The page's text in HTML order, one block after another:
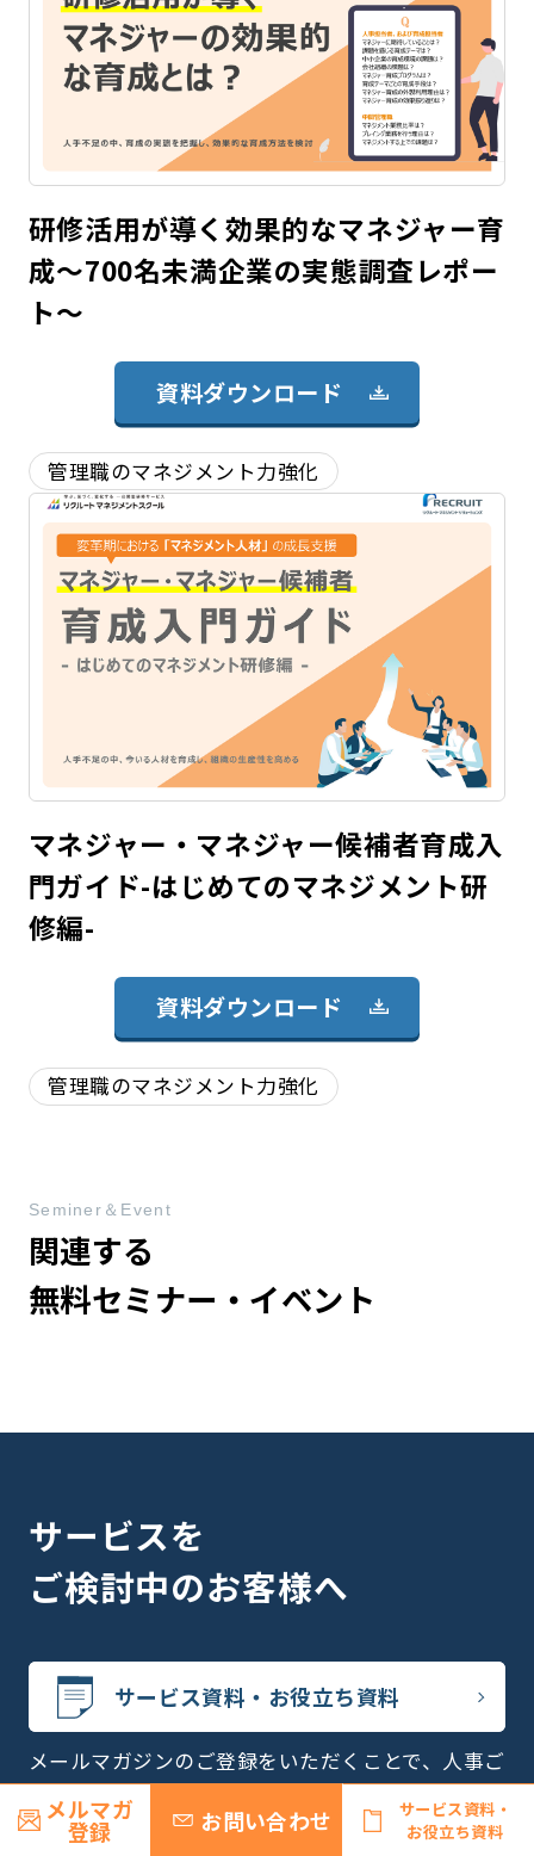
研修活用が導く効果的なマネジャー育
成～700名未満企業の実態調査レポー
ト～
資料ダウンロード
管理職のマネジメント力強化
マネジャー・マネジャー候補者育成入
門ガイド-はじめてのマネジメント研
修編-
資料ダウンロード
管理職のマネジメント力強化
関連する
無料セミナー・イベント
Seminer＆Event
サービスを
ご検討中のお客様へ
サービス資料・お役立ち資料
メールマガジンのご登録をいただくことで、人事ご
担当者さまにとって役立つ資料を無料でダウンロー
ドいただけます。
メルマガ
登録 お問い合わせ
サービス資料・
お役立ち資料